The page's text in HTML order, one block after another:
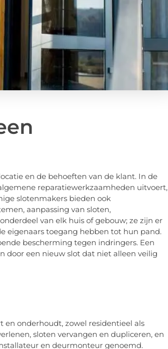
en de behoeften van de klant. In de
reparatiewerkzaamheden uitvoert,
slotenmakers bieden ook
aanpassing van sloten,
van elk huis of gebouw; ze zijn er
eigenaars toegang hebben tot hun pand.
bescherming tegen indringers. Een
door een nieuw slot dat niet alleen veilig
en onderhoudt, zowel residentieel als
sloten vervangen en dupliceren, en
en deurmonteur genoemd.